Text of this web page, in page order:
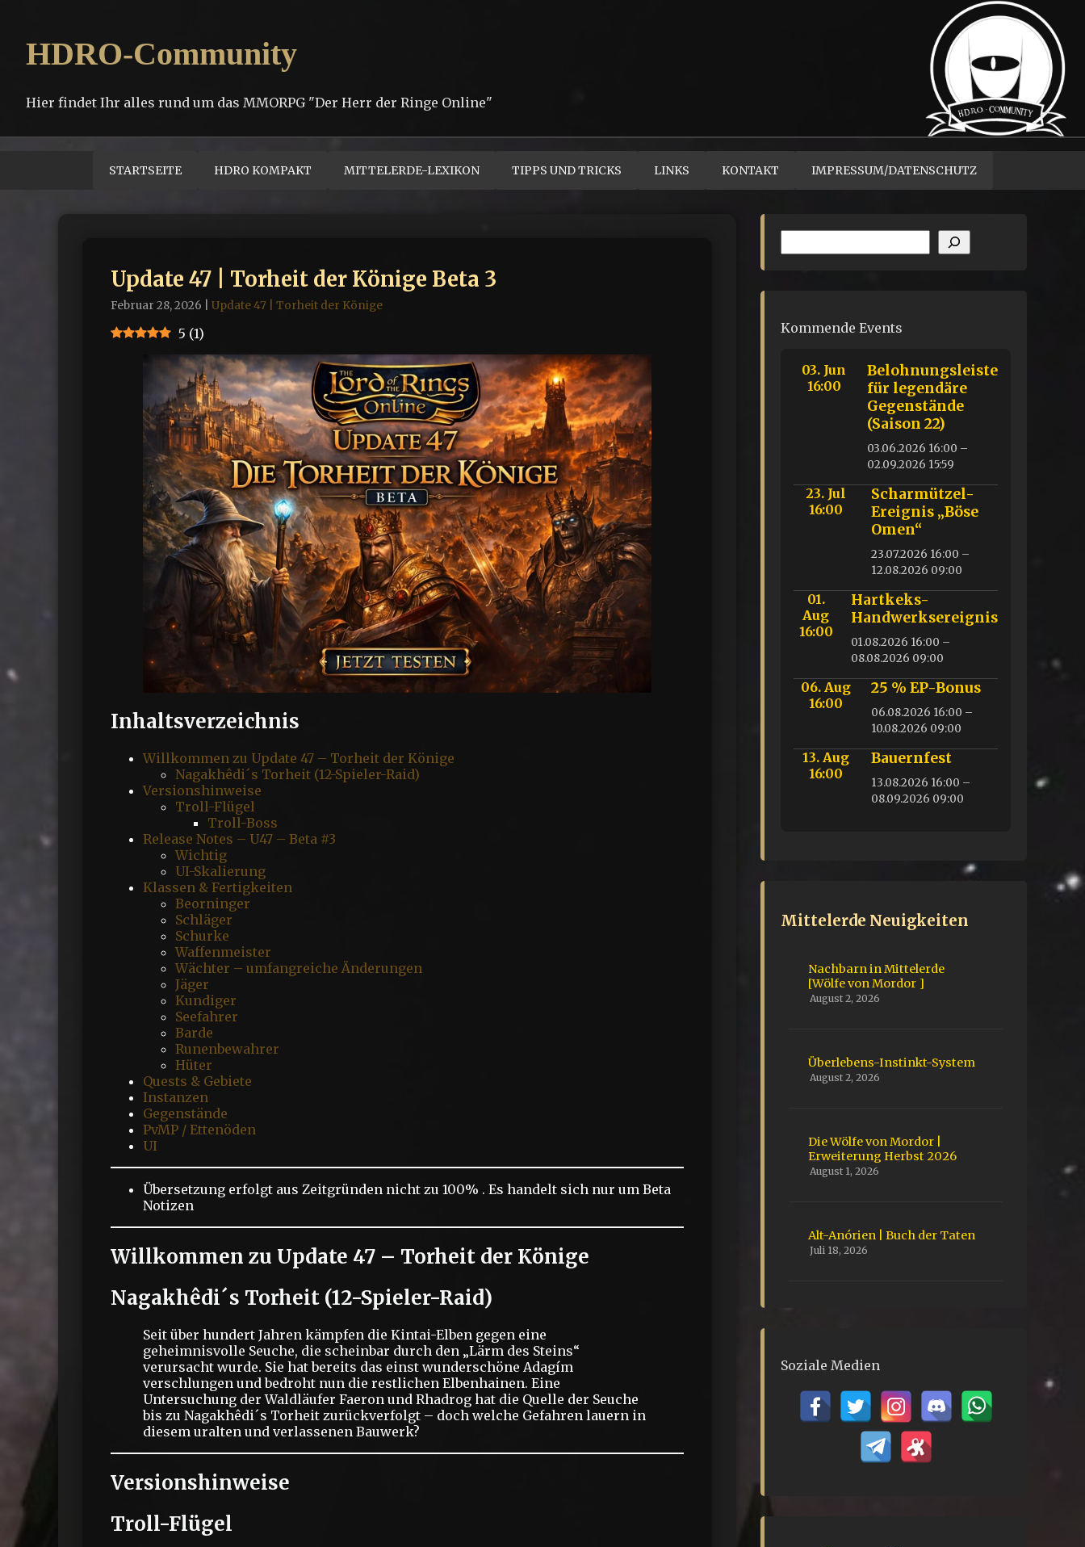
HDRO-Community
Hier findet Ihr alles rund um das MMORPG "Der Herr der Ringe Online"
STARTSEITE HDRO KOMPAKT MITTELERDE-LEXIKON TIPPS UND TRICKS LINKS KONTAKT IMPRESSUM/DATENSCHUTZ
Update 47 | Torheit der Könige Beta 3
Februar 28, 2026 Update 47 | Torheit der Könige
5 (1)
Inhaltsverzeichnis
Willkommen zu Update 47 – Torheit der Könige
Nagakhêdi´s Torheit (12-Spieler-Raid)
Versionshinweise
Troll-Flügel
Troll-Boss
Release Notes – U47 – Beta #3
Wichtig
UI-Skalierung
Klassen & Fertigkeiten
Beorninger
Schläger
Schurke
Waffenmeister
Wächter – umfangreiche Änderungen
Jäger
Kundiger
Seefahrer
Barde
Runenbewahrer
Hüter
Quests & Gebiete
Instanzen
Gegenstände
PvMP / Ettenöden
UI
Übersetzung erfolgt aus Zeitgründen nicht zu 100% . Es handelt sich nur um Beta
Notizen
Willkommen zu Update 47 – Torheit der Könige
Nagakhêdi´s Torheit (12-Spieler-Raid)
Seit über hundert Jahren kämpfen die Kintai-Elben gegen eine
geheimnisvolle Seuche, die scheinbar durch den „Lärm des Steins“
verursacht wurde. Sie hat bereits das einst wunderschöne Adagím
verschlungen und bedroht nun die restlichen Elbenhainen. Eine
Untersuchung der Waldläufer Faeron und Rhadrog hat die Quelle der Seuche
bis zu Nagakhêdi´s Torheit zurückverfolgt – doch welche Gefahren lauern in
diesem uralten und verlassenen Bauwerk?
Versionshinweise
Troll-Flügel
Kommende Events
03. Jun
16:00
Belohnungsleiste
für legendäre
Gegenstände
(Saison 22)
03.06.2026 16:00 –
02.09.2026 15:59
23. Jul
16:00
Scharmützel-
Ereignis „Böse
Omen“
23.07.2026 16:00 –
12.08.2026 09:00
01.
Aug
16:00
Hartkeks-
Handwerksereignis
01.08.2026 16:00 –
08.08.2026 09:00
06. Aug
16:00
25 % EP-Bonus
06.08.2026 16:00 –
10.08.2026 09:00
13. Aug
16:00
Bauernfest
13.08.2026 16:00 –
08.09.2026 09:00
Mittelerde Neuigkeiten
Nachbarn in Mittelerde
[Wölfe von Mordor ]
August 2, 2026
Überlebens-Instinkt-System
August 2, 2026
Die Wölfe von Mordor |
Erweiterung Herbst 2026
August 1, 2026
Alt-Anórien | Buch der Taten
Juli 18, 2026
Soziale Medien